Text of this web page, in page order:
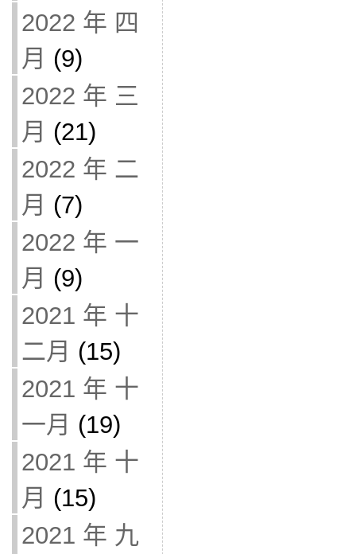
2022 年 四
月 (9)
2022 年 三
月 (21)
2022 年 二
月 (7)
2022 年 一
月 (9)
2021 年 十
二月 (15)
2021 年 十
一月 (19)
2021 年 十
月 (15)
2021 年 九